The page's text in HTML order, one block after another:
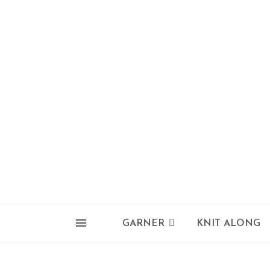
GARNER KNIT ALONG